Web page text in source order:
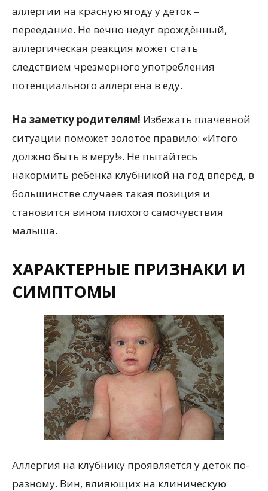
аллергии на красную ягоду у деток –
переедание. Не вечно недуг врождённый,
аллергическая реакция может стать
следствием чрезмерного употребления
потенциального аллергена в еду.
На заметку родителям! Избежать плачевной
ситуации поможет золотое правило: «Итого
должно быть в меру!». Не пытайтесь
накормить ребенка клубникой на год вперёд, в
большинстве случаев такая позиция и
становится вином плохого самочувствия
малыша.
ХАРАКТЕРНЫЕ ПРИЗНАКИ И
СИМПТОМЫ
Аллергия на клубнику проявляется у деток по-
разному. Вин, влияющих на клиническую